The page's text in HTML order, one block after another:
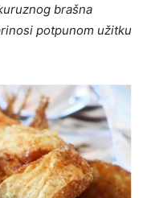
brašna
potpunom užitku